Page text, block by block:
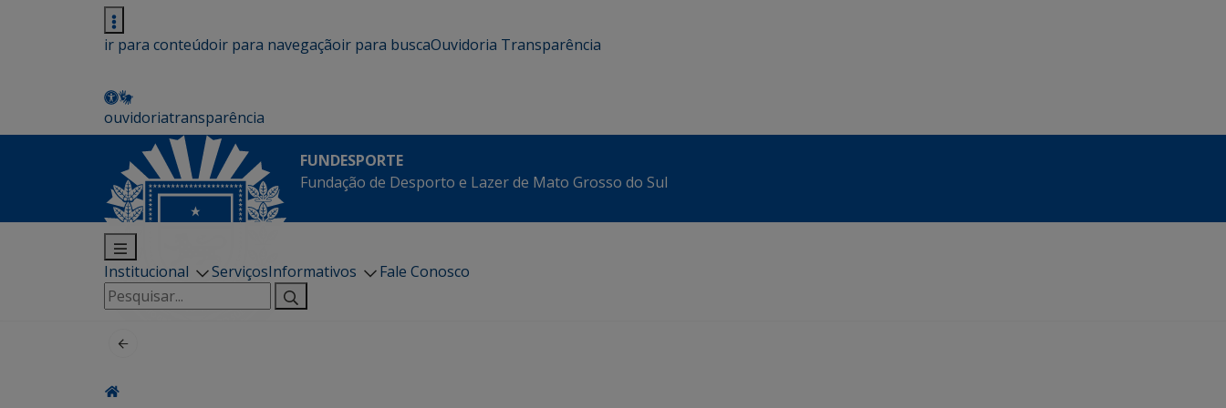
ir para conteúdoir para navegaçãoir para buscaOuvidoria Transparência
ouvidoriatransparência
FUNDESPORTE
Fundação de Desporto e Lazer de Mato Grosso do Sul
Institucional ServiçosInformativos
Fale Conosco
Pesquisar
por: